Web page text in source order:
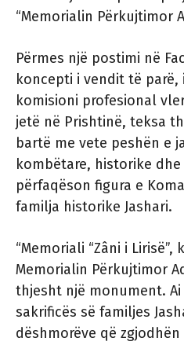
“Memorialin Përkujtimor
Përmes një postimi në
koncepti i vendit të parë,
komisioni profesional
jetë në Prishtinë, teksa
bartë me vete peshën e
kombëtare, historike
përfaqëson figura e
familja historike Jashari.
“Memoriali “Zâni i
Memorialin Përkujtimor
thjesht një monument.
sakrificës së familjes
dëshmorëve që